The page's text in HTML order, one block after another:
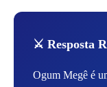
⚔️ Resposta
Ogum Megê é